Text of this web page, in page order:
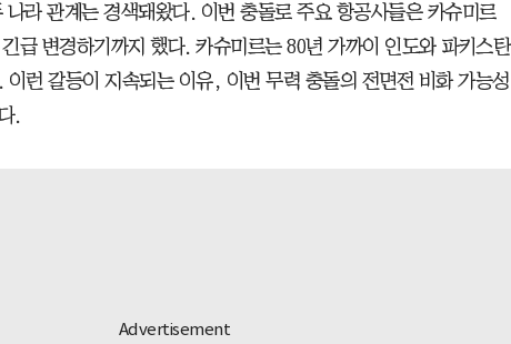
나라 관계는 경색돼왔다. 이번 충돌로 주요 항공사들은 카슈미르
급 변경하기까지 했다. 카슈미르는 80년 가까이 인도와 파키스탄
이런 갈등이 지속되는 이유, 이번 무력 충돌의 전면전 비화 가능성
.